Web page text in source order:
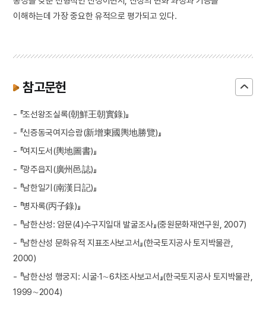
이해하는데 가장 중요한 유적으로 평가되고 있다.
참고문헌
- 『조선왕조실록(朝鮮王朝實錄)』
- 『신증동국여지승람(新增東國輿地勝覽)』
- 『여지도서(輿地圖書)』
- 『광주읍지(廣州邑誌)』
- 『남한일기(南漢日記)』
- 『병자록(丙子錄)』
- 『남한산성: 암문(4)수구지일대 발굴조사』(중원문화재연구원, 2007)
- 『남한산성 문화유적 지표조사보고서』(한국토지공사 토지박물관,
2000)
- 『남한산성 행궁지: 시굴·1∼6차조사보고서』(한국토지공사 토지박물관,
1999∼2004)